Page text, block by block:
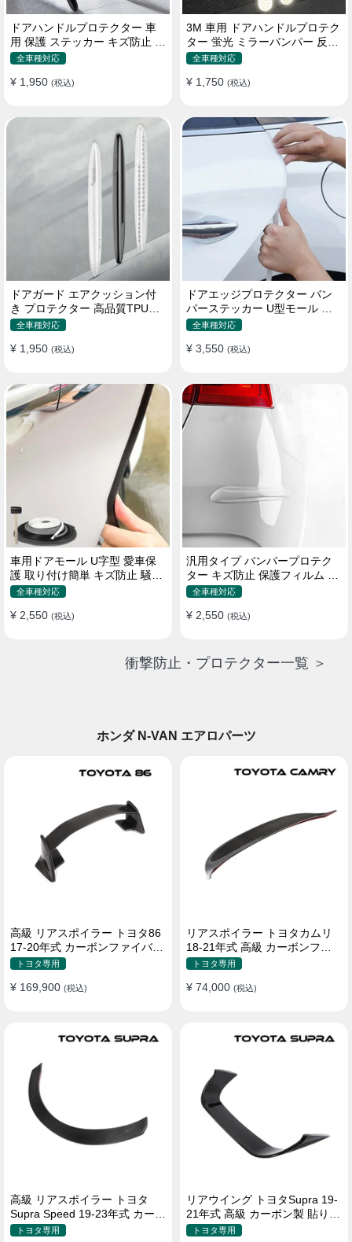
ドアハンドルプロテクター 車
用 保護 ステッカー キズ防止 高
品質TPU製 4枚セット
全車種対応
¥ 1,950 (税込)
3M 車用 ドアハンドルプロテク
ター 蛍光 ミラーバンパー 反射
ステッカー 保護フィルム
全車種対応
¥ 1,750 (税込)
ドアガード エアクッション付
き プロテクター 高品質TPU製
キズ防止 取り付け簡単
全車種対応
¥ 1,950 (税込)
ドアエッジプロテクター バン
パーステッカー U型モール キ
ズ防止 取り付け簡単 騒音低減
全車種対応
¥ 3,550 (税込)
車用ドアモール U字型 愛車保
護 取り付け簡単 キズ防止 騒音
低減 5m バンパーストリップ
全車種対応
¥ 2,550 (税込)
汎用タイプ バンパープロテク
ター キズ防止 保護フィルム 取
り付け簡単 フィット感抜群
全車種対応
¥ 2,550 (税込)
衝撃防止・プロテクター一覧 ＞
ホンダ N-VAN エアロパーツ
高級 リアスポイラー トヨタ86
17-20年式 カーボンファイバー
貼り付け装着
トヨタ専用
¥ 169,900 (税込)
リアスポイラー トヨタカムリ
18-21年式 高級 カーボンファ
イバー
トヨタ専用
¥ 74,000 (税込)
高級 リアスポイラー トヨタ
Supra Speed 19-23年式 カーボ
ン製 貼り付け装着
トヨタ専用
リアウイング トヨタSupra 19-
21年式 高級 カーボン製 貼り付
け装着
トヨタ専用